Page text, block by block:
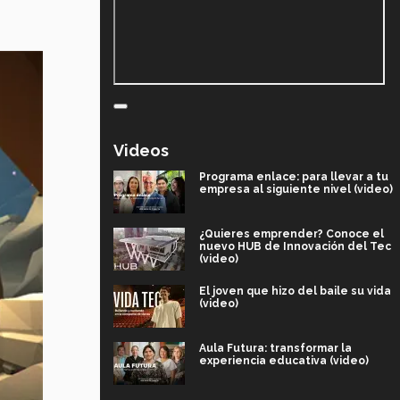
Videos
Programa enlace: para llevar a tu
empresa al siguiente nivel (video)
¿Quieres emprender? Conoce el
nuevo HUB de Innovación del Tec
(video)
El joven que hizo del baile su vida
(video)
Aula Futura: transformar la
experiencia educativa (video)